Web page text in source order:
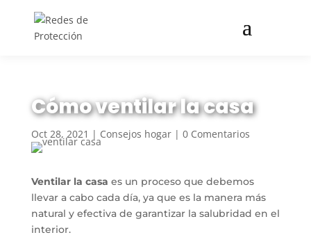
Cómo ventilar la casa
Oct 28, 2021 | Consejos hogar| 0 Comentarios
Ventilar la casa es un proceso que debemos
llevar a cabo cada día, ya que es la manera más
natural y efectiva de garantizar la salubridad en el
interior.